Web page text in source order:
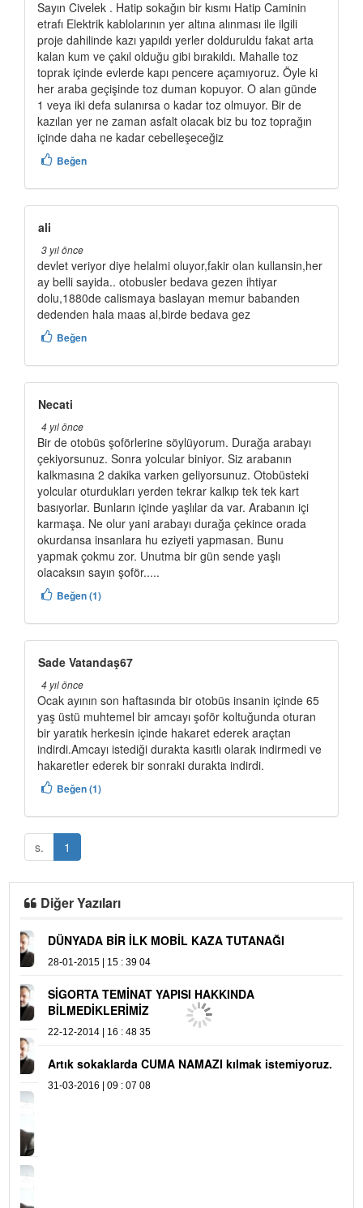
Sayın Civelek . Hatip sokağın bir kısmı Hatip Caminin
etrafı Elektrik kablolarının yer altına alınması ile ilgili
proje dahilinde kazı yapıldı yerler dolduruldu fakat arta
kalan kum ve çakıl olduğu gibi bırakıldı. Mahalle toz
toprak içinde evlerde kapı pencere açamıyoruz. Öyle ki
her araba geçişinde toz duman kopuyor. O alan günde
1 veya iki defa sulanırsa o kadar toz olmuyor. Bir de
kazılan yer ne zaman asfalt olacak biz bu toz toprağın
içinde daha ne kadar cebelleşeceğiz
Beğen
ali
3 yıl önce
devlet veriyor diye helalmi oluyor,fakir olan kullansin,her
ay belli sayida.. otobusler bedava gezen ihtiyar
dolu,1880de calismaya baslayan memur babanden
dedenden hala maas al,birde bedava gez
Beğen
Necati
4 yıl önce
Bir de otobüs şoförlerine söylüyorum. Durağa arabayı
çekiyorsunuz. Sonra yolcular biniyor. Siz arabanın
kalkmasına 2 dakika varken geliyorsunuz. Otobüsteki
yolcular oturdukları yerden tekrar kalkıp tek tek kart
basıyorlar. Bunların içinde yaşlılar da var. Arabanın içi
karmaşa. Ne olur yani arabayı durağa çekince orada
okurdansa insanlara hu eziyeti yapmasan. Bunu
yapmak çokmu zor. Unutma bir gün sende yaşlı
olacaksın sayın şoför.....
Beğen (1)
Sade Vatandaş67
4 yıl önce
Ocak ayının son haftasında bir otobüs insanin içinde 65
yaş üstü muhtemel bir amcayı şoför koltuğunda oturan
bir yaratık herkesin içinde hakaret ederek araçtan
indirdi.Amcayı istediği durakta kasıtlı olarak indirmedi ve
hakaretler ederek bir sonraki durakta indirdi.
Beğen (1)
s. 1
Diğer Yazıları
DÜNYADA BİR İLK MOBİL KAZA TUTANAĞI
28-01-2015 | 15 : 39 04
SİGORTA TEMİNAT YAPISI HAKKINDA
BİLMEDİKLERİMİZ
Artık sokaklarda CUMA NAMAZI kılmak
istemiyoruz.